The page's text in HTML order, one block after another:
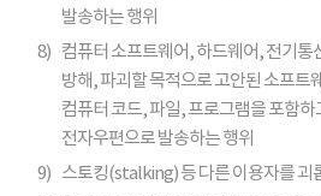
발송하는 행위
8) 컴퓨터 소프트웨어, 하드웨어, 전기통
방해, 파괴할 목적으로 고안된 소프트
컴퓨터 코드, 파일, 프로그램을 포함
전자우편으로 발송하는 행위
9) 스토킹(stalking) 등 다른 이용자를 괴